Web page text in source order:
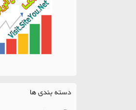
دسته بندی ها